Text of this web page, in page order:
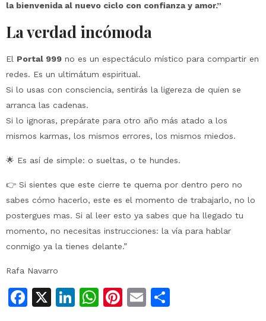
la bienvenida al nuevo ciclo con confianza y amor.”
La verdad incómoda
El Portal 999 no es un espectáculo místico para compartir en
redes. Es un ultimátum espiritual.
Si lo usas con consciencia, sentirás la ligereza de quien se
arranca las cadenas.
Si lo ignoras, prepárate para otro año más atado a los
mismos karmas, los mismos errores, los mismos miedos.
🌟 Es así de simple: o sueltas, o te hundes.
👉 Si sientes que este cierre te quema por dentro pero no
sabes cómo hacerlo, este es el momento de trabajarlo, no lo
postergues mas. Si al leer esto ya sabes que ha llegado tu
momento, no necesitas instrucciones: la vía para hablar
conmigo ya la tienes delante.”
Rafa Navarro
Facebook
X LinkedIn
WhatsApp
Pinterest
Email